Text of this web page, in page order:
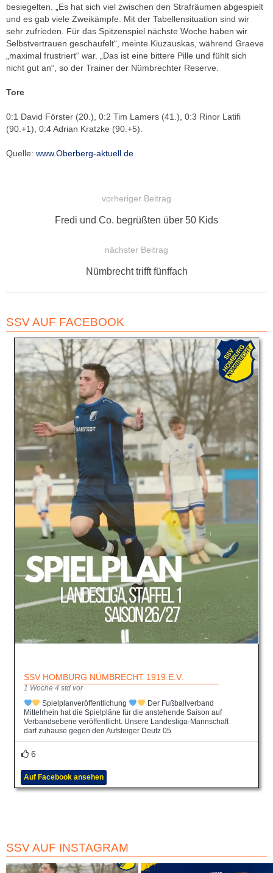
besiegelten. „Es hat sich viel zwischen den Strafräumen abgespielt
und es gab viele Zweikämpfe. Mit der Tabellensituation sind wir
sehr zufrieden. Für das Spitzenspiel nächste Woche haben wir
Selbstvertrauen geschaufelt“, meinte Kiuzauskas, während Graeve
„maximal frustriert“ war. „Das ist eine bittere Pille und fühlt sich
nicht gut an“, so der Trainer der Nümbrechter Reserve.
Tore
0:1 David Förster (20.), 0:2 Tim Lamers (41.), 0:3 Rinor Latifi
(90.+1), 0:4 Adrian Kratzke (90.+5).
Quelle: www.Oberberg-aktuell.de
vorheriger Beitrag
Vorheriger
Fredi und Co. begrüßten über 50 Kids
nächster Beitrag
Nächster
Nümbrecht trifft fünffach
SSV AUF FACEBOOK
SSV HOMBURG NÜMBRECHT 1919 E.V.
1 Woche 4 std vor
Spielplanveröffentlichung
Der Fußballverband
Mittelrhein hat die Spielpläne für die anstehende Saison auf
Verbandsebene veröffentlicht. Unsere Landesliga-Mannschaft
darf zuhause gegen den Aufsteiger Deutz 05
6
Auf Facebook ansehen
SSV AUF INSTAGRAM